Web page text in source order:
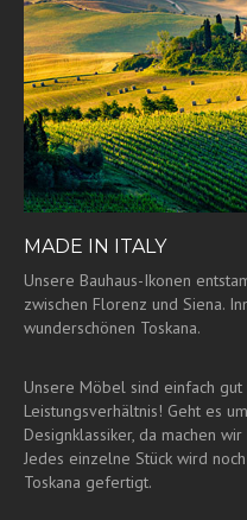
MADE IN ITALY
Unsere Bauhaus-Ikonen
zwischen Florenz und Siena.
wunderschönen Toskana.
Unsere Möbel sind einfach
Leistungsverhältnis! Geht es
Designklassiker, da machen
Jedes einzelne Stück wird
Toskana gefertigt.